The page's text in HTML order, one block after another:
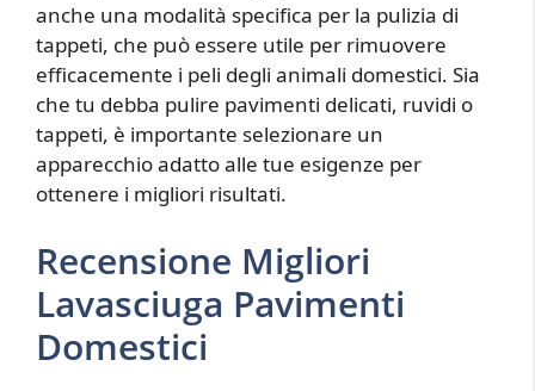
anche una modalità specifica per la pulizia di
tappeti, che può essere utile per rimuovere
efficacemente i peli degli animali domestici. Sia
che tu debba pulire pavimenti delicati, ruvidi o
tappeti, è importante selezionare un
apparecchio adatto alle tue esigenze per
ottenere i migliori risultati.
Recensione Migliori
Lavasciuga Pavimenti
Domestici